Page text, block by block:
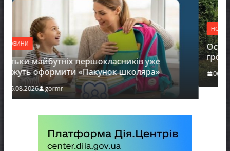
уже
НОВИНИ
Останніми днями погода випробовує
громади справжньою літньою спекою
06.08.2026 gormr